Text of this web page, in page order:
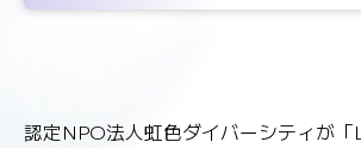
認定NPO法人虹色ダイバーシティが「